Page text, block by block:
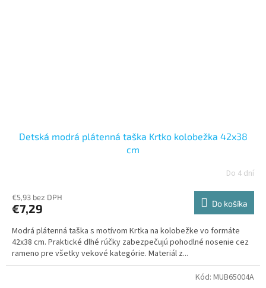
Detská modrá plátenná taška Krtko kolobežka 42x38
cm
Do 4 dní
€5,93 bez DPH
€7,29 Do košíka
Modrá plátenná taška s motívom Krtka na kolobežke vo formáte
42x38 cm. Praktické dlhé rúčky zabezpečujú pohodlné nosenie cez
rameno pre všetky vekové kategórie. Materiál z...
Kód: MUB65004A